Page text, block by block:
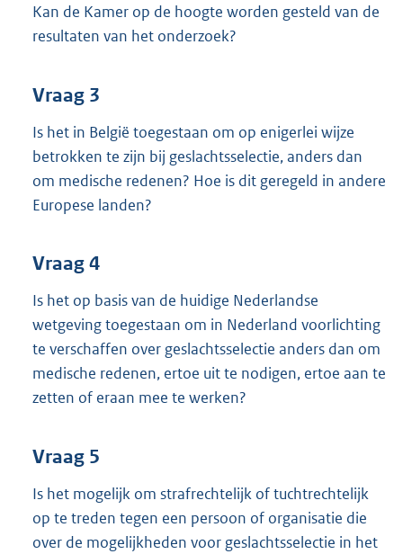
Kan de Kamer op de hoogte worden gesteld van de
resultaten van het onderzoek?
Vraag 3
Is het in België toegestaan om op enigerlei wijze
betrokken te zijn bij geslachtsselectie, anders dan
om medische redenen? Hoe is dit geregeld in andere
Europese landen?
Vraag 4
Is het op basis van de huidige Nederlandse
wetgeving toegestaan om in Nederland voorlichting
te verschaffen over geslachtsselectie anders dan om
medische redenen, ertoe uit te nodigen, ertoe aan te
zetten of eraan mee te werken?
Vraag 5
Is het mogelijk om strafrechtelijk of tuchtrechtelijk
op te treden tegen een persoon of organisatie die
over de mogelijkheden voor geslachtsselectie in het